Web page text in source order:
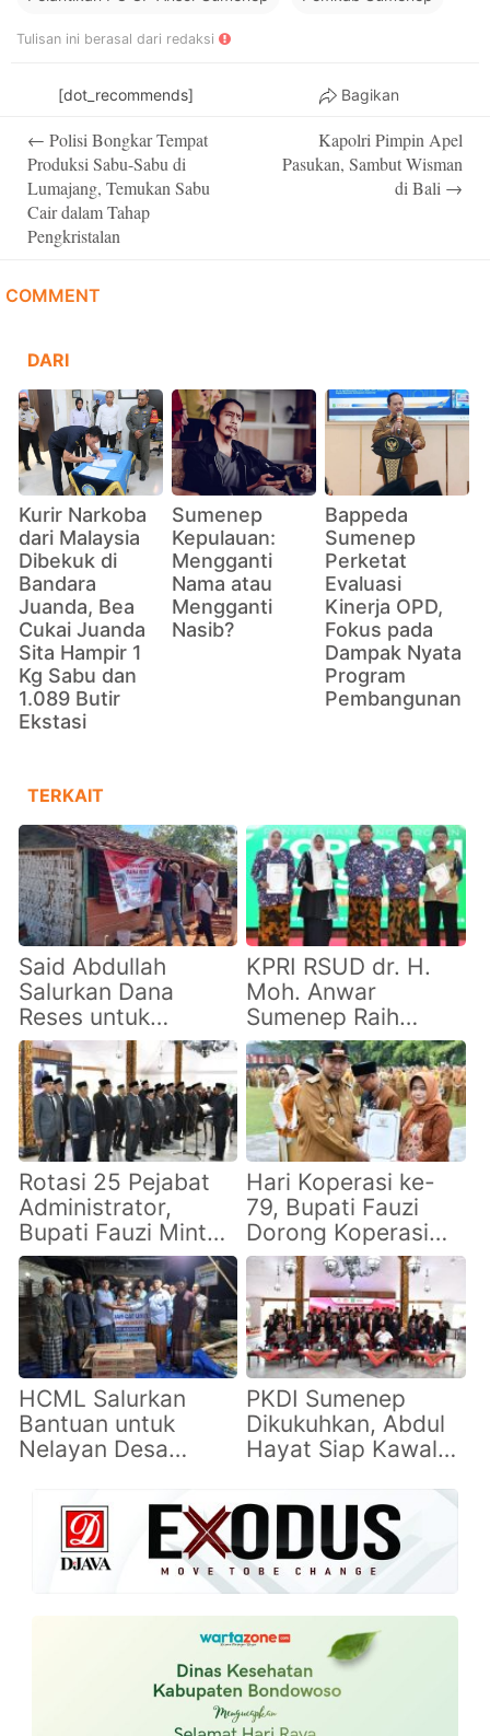
Tulisan ini berasal dari redaksi
[dot_recommends] Bagikan
navigation
← Polisi Bongkar Tempat
Produksi Sabu-Sabu di
Lumajang, Temukan Sabu
Cair dalam Tahap
Pengkristalan
Kapolri Pimpin Apel
Pasukan, Sambut Wisman
di Bali →
COMMENT
DARI
Kurir Narkoba
dari Malaysia
Dibekuk di
Bandara
Juanda, Bea
Cukai Juanda
Sita Hampir 1
Kg Sabu dan
1.089 Butir
Ekstasi
Sumenep
Kepulauan:
Mengganti
Nama atau
Mengganti
Nasib?
Bappeda
Sumenep
Perketat
Evaluasi
Kinerja OPD,
Fokus pada
Dampak Nyata
Program
Pembangunan
TERKAIT
Said Abdullah
Salurkan Dana
Reses untuk
Renovasi RTLH di
Talango,
Prioritaskan Warga
Berpenghasilan
Rendah
KPRI RSUD dr. H.
Moh. Anwar
Sumenep Raih
Predikat Koperasi
Sehat, Bukti Tata
Kelola Profesional
Rotasi 25 Pejabat
Administrator,
Bupati Fauzi Minta
ASN Perkuat
Kolaborasi dan
Tingkatkan
Pelayanan
Masyarakat
Hari Koperasi ke-
79, Bupati Fauzi
Dorong Koperasi
Sumenep Perkuat
Tata Kelola dan
Inovasi
HCML Salurkan
Bantuan untuk
Nelayan Desa
Giligenting
PKDI Sumenep
Dikukuhkan, Abdul
Hayat Siap Kawal
Desa